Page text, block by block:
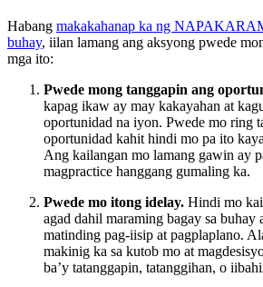
Habang makakahanap ka ng
buhay, iilan lamang ang aksyong pwede
mga ito:
Pwede mong tanggapin ang
kapag ikaw ay may kakayahan at
oportunidad na iyon. Pwede mo ring
oportunidad kahit hindi mo pa ito
Ang kailangan mo lamang gawin ay
magpractice hanggang gumaling ka.
Pwede mo itong idelay. Hindi mo
agad dahil maraming bagay sa buhay
matinding pag-iisip at pagplaplano.
makinig ka sa kutob mo at
ba’y tatanggapin, tatanggihan, o